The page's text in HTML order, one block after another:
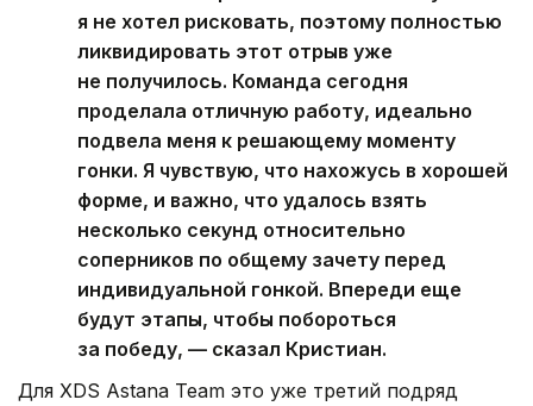
я не хотел рисковать, поэтому полностью
ликвидировать этот отрыв уже
не получилось. Команда сегодня
проделала отличную работу, идеально
подвела меня к решающему моменту
гонки. Я чувствую, что нахожусь в хорошей
форме, и важно, что удалось взять
несколько секунд относительно
соперников по общему зачету перед
индивидуальной гонкой. Впереди еще
будут этапы, чтобы побороться
за победу, — сказал Кристиан.
Для XDS Astana Team это уже третий подряд